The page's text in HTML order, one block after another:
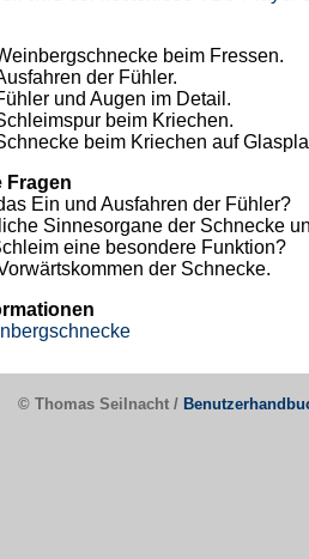
beim Fressen.
der Fühler.
und Augen im Detail.
beim Kriechen.
beim Kriechen auf
Fragen
Ein und Ausfahren der Fühler?
Sinnesorgane der Schnecke
eine besondere Funktion?
der Schnecke.
© Thomas Seilnacht /